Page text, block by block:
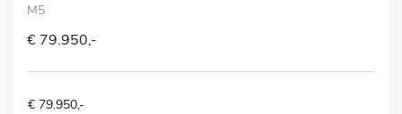
M5
€ 79.950,-
€ 79.950,-